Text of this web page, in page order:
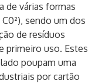
de várias formas
sendo um dos
de resíduos
primeiro uso. Estes
poupam uma
por cartão